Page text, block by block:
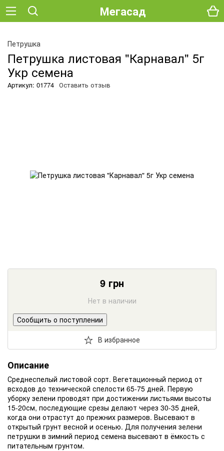
Мегасад
Петрушка
Петрушка листовая "Карнавал" 5г
Укр семена
Артикул: 01774 Оставить отзыв
9 грн
Нет в наличии
Сообщить о поступлении
В избранное
Описание
Среднеспелый листовой сорт. Вегетационный период от
всходов до технической спелости 65-75 дней. Первую
уборку зелени проводят при достижении листьями высоты
15-20см, последующие срезы делают через 30-35 дней,
когда они отрастут до прежних размеров. Высевают в
открытый грунт весной и осенью. Для получения зелени
петрушки в зимний период семена высевают в ёмкость с
питательным грунтом.